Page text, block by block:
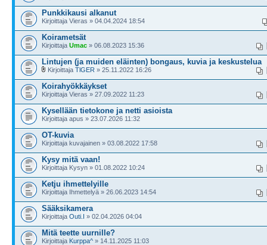
Punkkikausi alkanut
Kirjoittaja Vieras » 04.04.2024 18:54
Koirametsät
Kirjoittaja Umac » 06.08.2023 15:36
Lintujen (ja muiden eläinten) bongaus, kuvia ja keskustelua
Kirjoittaja TlGER » 25.11.2022 16:26
Koirahyökkäykset
Kirjoittaja Vieras » 27.09.2022 11:23
Kysellään tietokone ja netti asioista
Kirjoittaja apus » 23.07.2026 11:32
OT-kuvia
Kirjoittaja kuvajainen » 03.08.2022 17:58
Kysy mitä vaan!
Kirjoittaja Kysyn » 01.08.2022 10:24
Ketju ihmettelyille
Kirjoittaja Ihmettelyä » 26.06.2023 14:54
Sääksikamera
Kirjoittaja Outi.I » 02.04.2026 04:04
Mitä teette uurnille?
Kirjoittaja Kurppa^ » 14.11.2025 11:03